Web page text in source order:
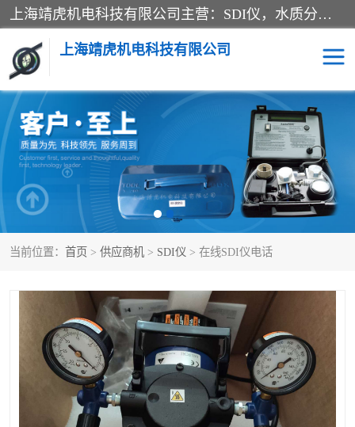
上海靖虎机电科技有限公司主营：SDI仪，水质分析仪，水质检测仪产品；上海靖虎机电科技有限公司在专业制造和研发等方面的强大的平台优势，利用自身在自动化仪表、自控系统及环保监测仪器的专长，以优良的技术，优越的产品质量和良好的服务质量与广大客户真诚合作。
上海靖虎机电科技有限公司
当前位置： 首页 > 供应商机 > SDI仪 > 在线SDI仪电话
SDI仪 过滤膜过滤纸
PH电导测试笔 水质分析仪
水质检测仪 电导测试笔
PH电导测试仪